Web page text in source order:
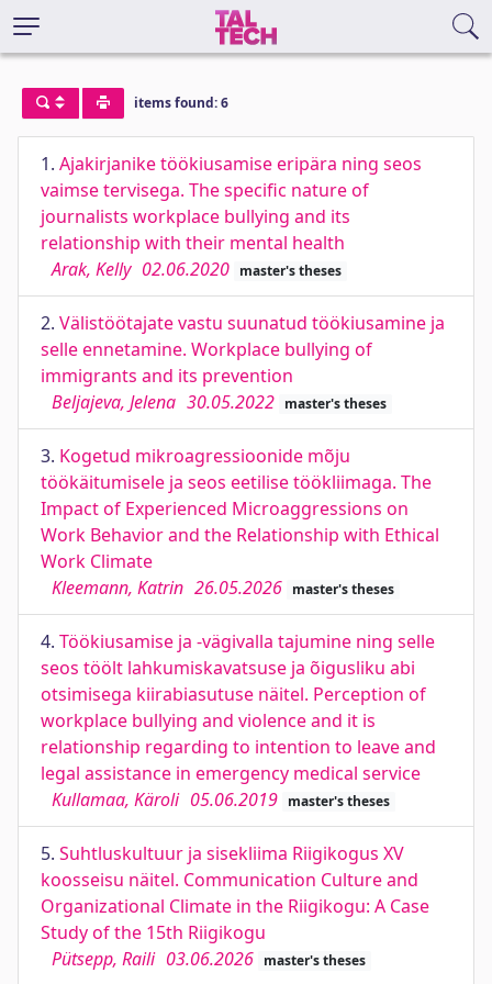
items found: 6
1. Ajakirjanike töökiusamise eripära ning seos
vaimse tervisega. The specific nature of
journalists workplace bullying and its
relationship with their mental health
Arak, Kelly 02.06.2020 master's theses
2. Välistöötajate vastu suunatud töökiusamine ja
selle ennetamine. Workplace bullying of
immigrants and its prevention
Beljajeva, Jelena 30.05.2022 master's theses
3. Kogetud mikroagressioonide mõju
töökäitumisele ja seos eetilise töökliimaga. The
Impact of Experienced Microaggressions on
Work Behavior and the Relationship with Ethical
Work Climate
Kleemann, Katrin 26.05.2026 master's theses
4. Töökiusamise ja -vägivalla tajumine ning selle
seos töölt lahkumiskavatsuse ja õigusliku abi
otsimisega kiirabiasutuse näitel. Perception of
workplace bullying and violence and it is
relationship regarding to intention to leave and
legal assistance in emergency medical service
Kullamaa, Käroli 05.06.2019 master's theses
5. Suhtluskultuur ja sisekliima Riigikogus XV
koosseisu näitel. Communication Culture and
Organizational Climate in the Riigikogu: A Case
Study of the 15th Riigikogu
Pütsepp, Raili 03.06.2026 master's theses